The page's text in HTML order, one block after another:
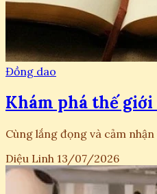
Đồng dao
Khám phá thế giới
Cùng lắng đọng và cảm
Diệu Linh 13/07/2026